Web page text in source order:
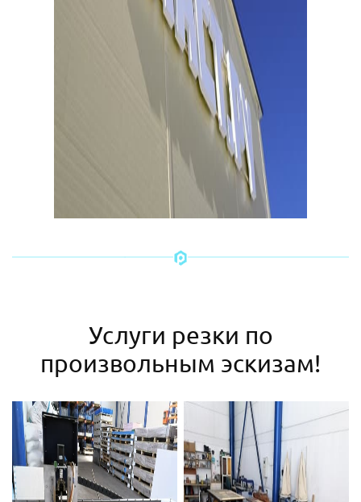
Услуги резки по
произвольным эскизам!